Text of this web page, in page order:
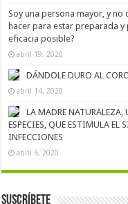
Soy una persona mayor, y no
hacer para estar preparada
eficacia posible?
abril 19, 2020
DÁNDOLE DURO AL
abril 14, 2020
LA MADRE NATURALEZA,
ESPECIES, QUE ESTIMULA EL
INFECCIONES
abril 6, 2020
Suscríbete